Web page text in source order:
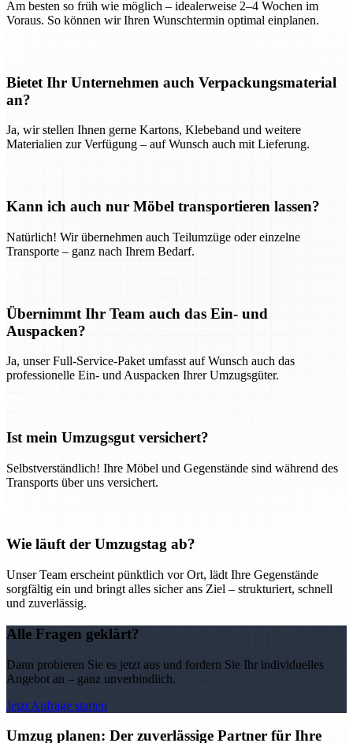
Am besten so früh wie möglich – idealerweise 2–4 Wochen im
Voraus. So können wir Ihren Wunschtermin optimal einplanen.
Bietet Ihr Unternehmen auch Verpackungsmaterial
an?
Ja, wir stellen Ihnen gerne Kartons, Klebeband und weitere
Materialien zur Verfügung – auf Wunsch auch mit Lieferung.
Kann ich auch nur Möbel transportieren lassen?
Natürlich! Wir übernehmen auch Teilumzüge oder einzelne
Transporte – ganz nach Ihrem Bedarf.
Übernimmt Ihr Team auch das Ein- und
Auspacken?
Ja, unser Full-Service-Paket umfasst auf Wunsch auch das
professionelle Ein- und Auspacken Ihrer Umzugsgüter.
Ist mein Umzugsgut versichert?
Selbstverständlich! Ihre Möbel und Gegenstände sind während des
Transports über uns versichert.
Wie läuft der Umzugstag ab?
Unser Team erscheint pünktlich vor Ort, lädt Ihre Gegenstände
sorgfältig ein und bringt alles sicher ans Ziel – strukturiert, schnell
und zuverlässig.
Alle Fragen geklärt?
Dann probieren Sie es jetzt aus und fordern Sie Ihr individuelles
Angebot an – ganz unverbindlich.
Jetzt Anfrage starten
Umzug planen: Der zuverlässige Partner für Ihre